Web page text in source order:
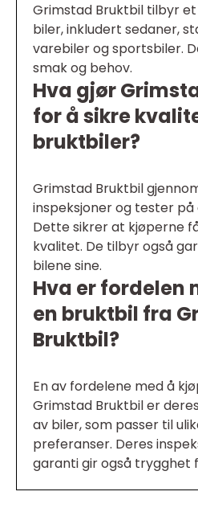
Grimstad Bruktbil tilbyr
biler, inkludert sedaner,
varebiler og sportsbiler.
smak og behov.
Hva gjør
for å sikre
bruktbiler?
Grimstad Bruktbil
inspeksjoner og tester på
Dette sikrer at kjøperne
kvalitet. De tilbyr også
bilene sine.
Hva er fordelen
en bruktbil fra
Bruktbil?
En av fordelene med å
Grimstad Bruktbil er
av biler, som passer til
preferanser. Deres
garanti gir også trygghet